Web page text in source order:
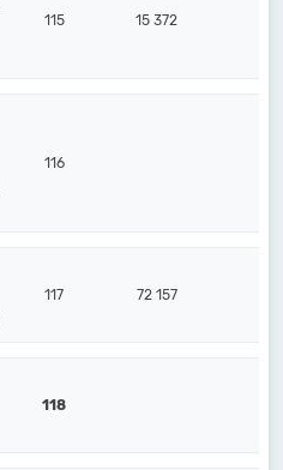
115 15 372
116
117 72 157
118